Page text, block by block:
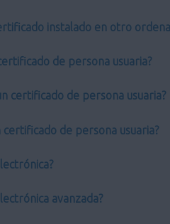
instalado en otro
de persona usuaria?
certificado de persona usuaria?
certificado de persona usuaria?
avanzada?